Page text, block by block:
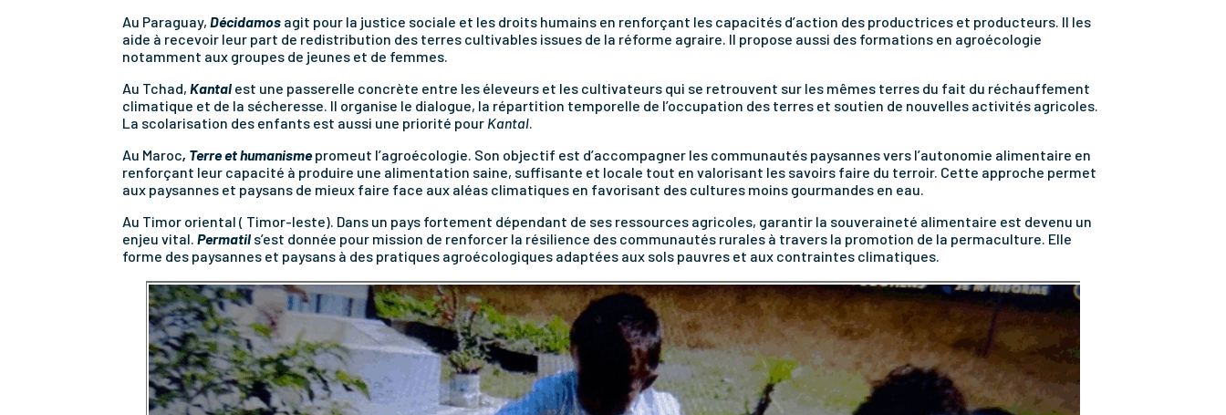
Au Paraguay, Décidamos agit pour la justice sociale et les droits humains en renforçant les capacités d’action des productrices et producteurs. Il les
aide à recevoir leur part de redistribution des terres cultivables issues de la réforme agraire. Il propose aussi des formations en agroécologie
notamment aux groupes de jeunes et de femmes.
Au Tchad, Kantal est une passerelle concrète entre les éleveurs et les cultivateurs qui se retrouvent sur les mêmes terres du fait du réchauffement
climatique et de la sécheresse. Il organise le dialogue, la répartition temporelle de l’occupation des terres et soutien de nouvelles activités agricoles.
La scolarisation des enfants est aussi une priorité pour Kantal
Au Maroc, Terre et humanismepromeut l’agroécologie. Son objectif est d’accompagner les communautés paysannes vers l’autonomie alimentaire en
renforçant leur capacité à produire une alimentation saine, suffisante et locale tout en valorisant les savoirs faire du terroir. Cette approche permet
aux paysannes et paysans de mieux faire face aux aléas climatiques en favorisant des cultures moins gourmandes en eau.
Au Timor oriental ( Timor-leste). Dans un pays fortement dépendant de ses ressources agricoles, garantir la souveraineté alimentaire est devenu un
enjeu vital.Permatil s’est donnée pour mission de renforcer la résilience des communautés rurales à travers la promotion de la permaculture. Elle
forme des paysannes et paysans à des pratiques agroécologiques adaptées aux sols pauvres et aux contraintes climatiques.